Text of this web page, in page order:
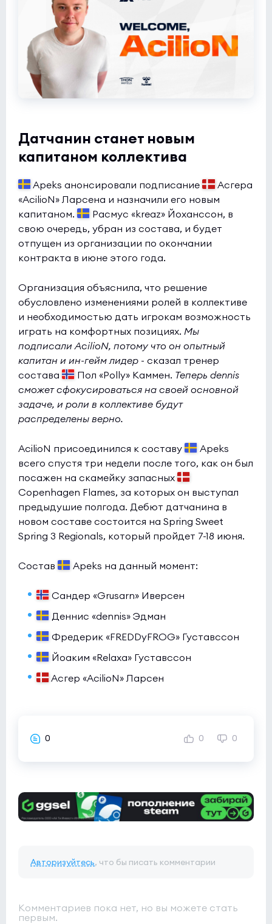
Butterfly
Rune Eaters 0
NODWIN Clutch Series 10
1win
Датчанин станет новым
капитаном коллектива
Apeks анонсировали подписание
Асгера
«AcilioN» Ларсена и назначили его новым
капитаном.
Расмус «kreaz» Йоханссон, в
свою очередь, убран из состава, и будет
отпущен из организации по окончании
контракта в июне этого года.
Организация объяснила, что решение
обусловлено изменениями ролей в коллективе
и необходимостью дать игрокам возможность
играть на комфортных позициях. Мы
подписали AcilioN, потому что он опытный
капитан и ин-гейм лидер - сказал тренер
состава
Пол «Polly» Каммен. Теперь dennis
сможет сфокусироваться на своей основной
задаче, и роли в коллективе будут
распределены верно.
AcilioN присоединился к составу
Apeks
всего спустя три недели после того, как он был
посажен на скамейку запасных
Copenhagen Flames, за которых он выступал
предыдушие полгода. Дебют датчанина в
новом составе состоится на Spring Sweet
Spring 3 Regionals, который пройдет 7-18 июня.
Состав Apeks на данный момент:
Сандер «Grusarn» Иверсен
Деннис «dennis» Эдман
Фредерик «FREDDyFROG» Густавссон
Йоаким «Relaxa» Густавссон
Асгер «AcilioN» Ларсен
0 0 0
Авторизуйтесь, что бы писать комментарии
Комментариев пока нет, но вы можете стать
первым.